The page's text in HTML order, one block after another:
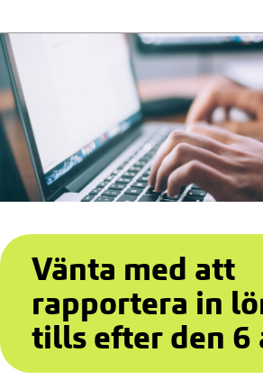
Vänta med att
rapportera in
tills efter den 6